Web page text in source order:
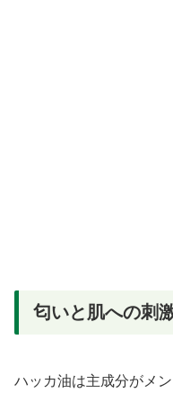
匂いと肌への刺
ハッカ油は主成分がメ